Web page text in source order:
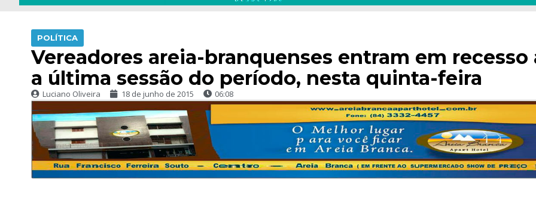
POLÍTICA
Vereadores areia-branquenses entram em recesso
a última sessão do período, nesta quinta-feira
Luciano Oliveira 18 de junho de 2015 06:08